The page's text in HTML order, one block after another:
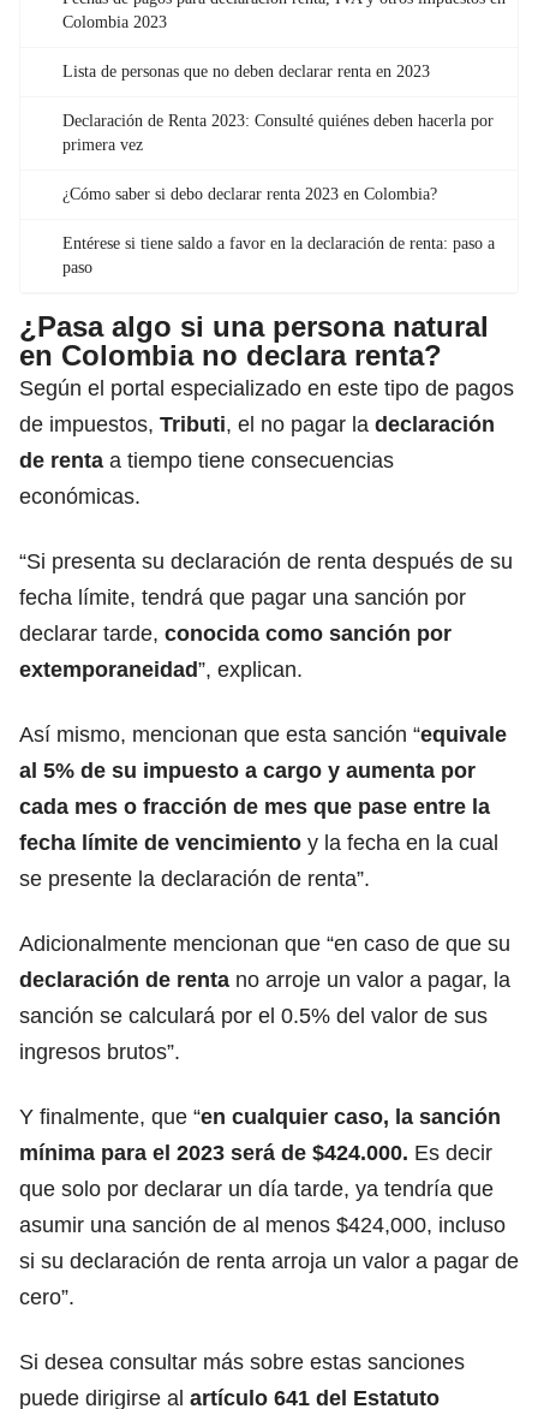
Colombia 2023
Lista de personas que no deben declarar renta en 2023
Declaración de Renta 2023: Consulté quiénes deben hacerla por
primera vez
¿Cómo saber si debo declarar renta 2023 en Colombia?
Entérese si tiene saldo a favor en la declaración de renta: paso a
paso
¿Pasa algo si una persona natural
en Colombia no declara renta?
Según el portal especializado en este tipo de pagos
de impuestos, Tributi, el no pagar la declaración
de renta a tiempo tiene consecuencias
económicas.
“Si presenta su declaración de renta después de su
fecha límite, tendrá que pagar una sanción por
declarar tarde, conocida como sanción por
extemporaneidad”, explican.
Así mismo, mencionan que esta sanción “equivale
al 5% de su impuesto a cargo y aumenta por
cada mes o fracción de mes que pase entre la
fecha límite de vencimiento y la fecha en la cual
se presente la declaración de renta”.
Adicionalmente mencionan que “en caso de que su
declaración de renta no arroje un valor a pagar, la
sanción se calculará por el 0.5% del valor de sus
ingresos brutos”.
Y finalmente, que “en cualquier caso, la sanción
mínima para el 2023 será de $424.000. Es decir
que solo por declarar un día tarde, ya tendría que
asumir una sanción de al menos $424,000, incluso
si su declaración de renta arroja un valor a pagar de
cero”.
Si desea consultar más sobre estas sanciones
puede dirigirse al artículo 641 del Estatuto